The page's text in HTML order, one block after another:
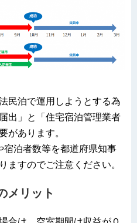
民泊で運用しようとする為
出」と「住宅宿泊管理業者
があります。
宿泊者数等を都道府県知事
ますのでご注意ください。
メリット